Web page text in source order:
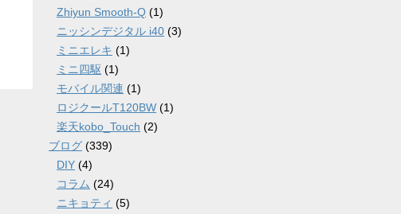
Zhiyun Smooth-Q (1)
ニッシンデジタル i40 (3)
ミニエレキ (1)
ミニ四駆 (1)
モバイル関連 (1)
ロジクールT120BW (1)
楽天kobo_Touch (2)
ブログ (339)
DIY (4)
コラム (24)
ニキョティ (5)